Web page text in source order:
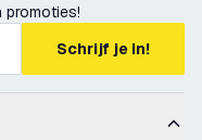
promoties!
Schrijf je in!